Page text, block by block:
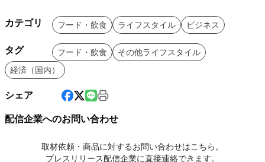
カテゴリ フード・飲食 ライフスタイル ビジネス
タグ フード・飲食
その他ライフスタイル
経済（国内）
シェア
配信企業へのお問い合わせ
取材依頼・商品に対するお問い合わせはこちら。
プレスリリース配信企業に直接連絡できます。